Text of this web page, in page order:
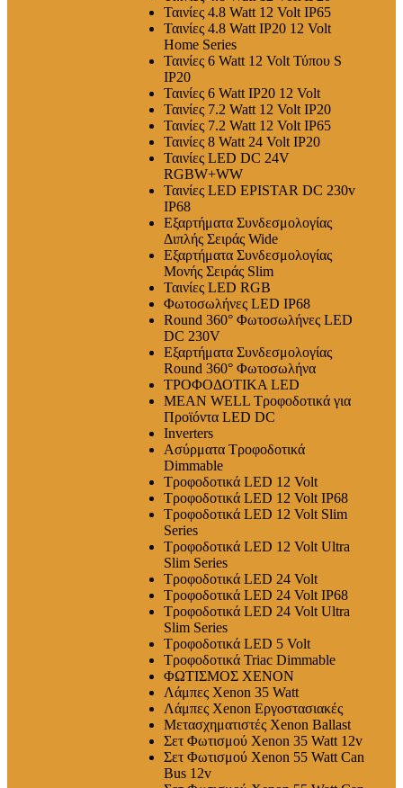
Ταινίες 4.8 Watt 12 Volt IP65
Ταινίες 4.8 Watt IP20 12 Volt
Home Series
Ταινίες 6 Watt 12 Volt Τύπου S
IP20
Ταινίες 6 Watt IP20 12 Volt
Ταινίες 7.2 Watt 12 Volt IP20
Ταινίες 7.2 Watt 12 Volt IP65
Ταινίες 8 Watt 24 Volt IP20
Ταινίες LED DC 24V
RGBW+WW
Ταινίες LED EPISTAR DC 230v
IP68
Εξαρτήματα Συνδεσμολογίας
Διπλής Σειράς Wide
Εξαρτήματα Συνδεσμολογίας
Μονής Σειράς Slim
Ταινίες LED RGB
Φωτοσωλήνες LED IP68
Round 360° Φωτοσωλήνες LED
DC 230V
Εξαρτήματα Συνδεσμολογίας
Round 360° Φωτοσωλήνα
ΤΡΟΦΟΔΟΤΙΚΑ LED
MEAN WELL Τροφοδοτικά για
Προϊόντα LED DC
Inverters
Ασύρματα Τροφοδοτικά
Dimmable
Τροφοδοτικά LED 12 Volt
Τροφοδοτικά LED 12 Volt IP68
Τροφοδοτικά LED 12 Volt Slim
Series
Τροφοδοτικά LED 12 Volt Ultra
Slim Series
Τροφοδοτικά LED 24 Volt
Τροφοδοτικά LED 24 Volt IP68
Τροφοδοτικά LED 24 Volt Ultra
Slim Series
Τροφοδοτικά LED 5 Volt
Τροφοδοτικά Triac Dimmable
ΦΩΤΙΣΜΟΣ XENON
Λάμπες Xenon 35 Watt
Λάμπες Xenon Εργοστασιακές
Μετασχηματιστές Xenon Ballast
Σετ Φωτισμού Xenon 35 Watt 12v
Σετ Φωτισμού Xenon 55 Watt Can
Bus 12v